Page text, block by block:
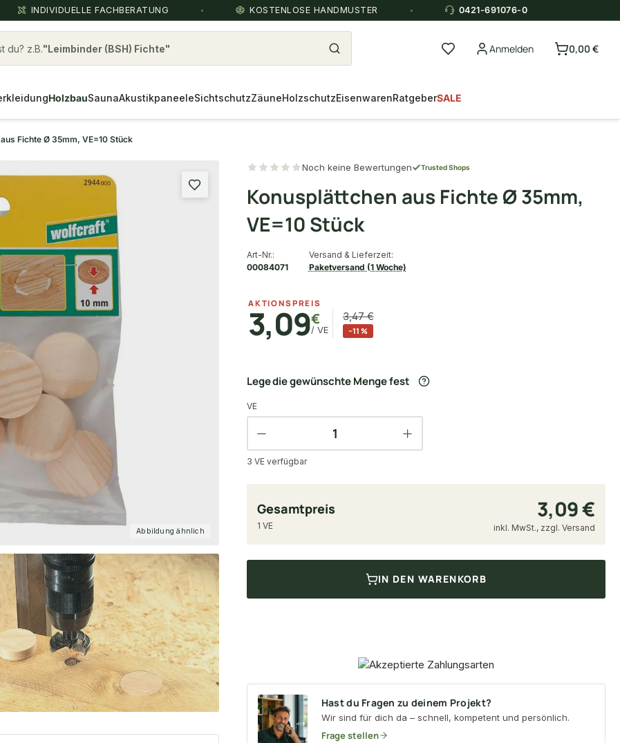
INDIVIDUELLE FACHBERATUNG KOSTENLOSE HANDMUSTER 0421-691076-0
du? z.B. Leimbinder (BSH) Fichte Anmelden 0,00 €
HolzbauSaunaAkustikpaneeleSichtschutzZäuneHolzschutzEisenwarenRatgeberSALE
Fichte Ø 35mm, VE=10 Stück
Abbildung ähnlich
Noch keine Bewertungen Trusted Shops
Konusplättchen aus Fichte Ø 35mm,
VE=10 Stück
Art-Nr.:
00084071
Versand & Lieferzeit:
Paketversand (1 Woche)
AKTIONSPREIS
3,09€
/ VE
3,47 €
−11 %
Lege die gewünschte Menge fest
VE
3 VE verfügbar
Gesamtpreis 3,09 €
1 VE inkl. MwSt., zzgl. Versand
IN DEN WARENKORB
Hast du Fragen zu deinem Projekt?
Wir sind für dich da – schnell, kompetent und persönlich.
Frage stellen